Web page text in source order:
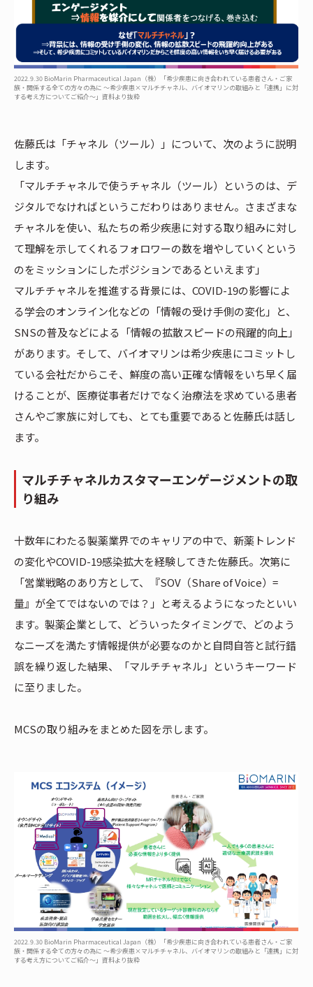
2022.9.30 BioMarin Pharmaceutical Japan（株）「希少疾患に向き合われている患者さん・ご家
族・関係する全ての方々の為に ～希少疾患×マルチチャネル、バイオマリンの取組みと「連携」に対
する考え方についてご紹介～」資料より抜粋
佐藤氏は「チャネル（ツール）」について、次のように説明
します。
「マルチチャネルで使うチャネル（ツール）というのは、デ
ジタルでなければというこだわりはありません。さまざまな
チャネルを使い、私たちの希少疾患に対する取り組みに対し
て理解を示してくれるフォロワーの数を増やしていくという
のをミッションにしたポジションであるといえます」
マルチチャネルを推進する背景には、COVID-19の影響によ
る学会のオンライン化などの「情報の受け手側の変化」と、
SNSの普及などによる「情報の拡散スピードの飛躍的向上」
があります。そして、バイオマリンは希少疾患にコミットし
ている会社だからこそ、鮮度の高い正確な情報をいち早く届
けることが、医療従事者だけでなく治療法を求めている患者
さんやご家族に対しても、とても重要であると佐藤氏は話し
ます。
マルチチャネルカスタマーエンゲージメントの取
り組み
十数年にわたる製薬業界でのキャリアの中で、新薬トレンド
の変化やCOVID-19感染拡大を経験してきた佐藤氏。次第に
「営業戦略のあり方として、『SOV（Share of Voice）=
量』が全てではないのでは？」と考えるようになったといい
ます。製薬企業として、どういったタイミングで、どのよう
なニーズを満たす情報提供が必要なのかと自問自答と試行錯
誤を繰り返した結果、「マルチチャネル」というキーワード
に至りました。
MCSの取り組みをまとめた図を示します。
2022.9.30 BioMarin Pharmaceutical Japan（株）「希少疾患に向き合われている患者さん・ご家
族・関係する全ての方々の為に ～希少疾患×マルチチャネル、バイオマリンの取組みと「連携」に対
する考え方についてご紹介～」資料より抜粋